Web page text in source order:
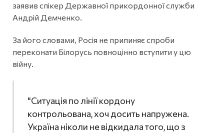
заявив спікер Державної прикордонної служби
Андрій Демченко.
За його словами, Росія не припиняє спроби
переконати Білорусь повноцінно вступити у цю
війну.
"Ситуація по лінії кордону
контрольована, хоч досить напружена.
Україна ніколи не відкидала того, що з